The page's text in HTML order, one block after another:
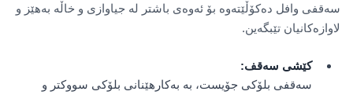
سەقفی وافل دەکۆڵێتەوە بۆ ئەوەی باشتر لە جیاوازی و خاڵە بەهێز و
لاوازەکانیان تێبگەین.
کێشی سەقف:
سەقفی بلۆکی جۆیست، بە بەکارهێنانی بلۆکی سووکتر و